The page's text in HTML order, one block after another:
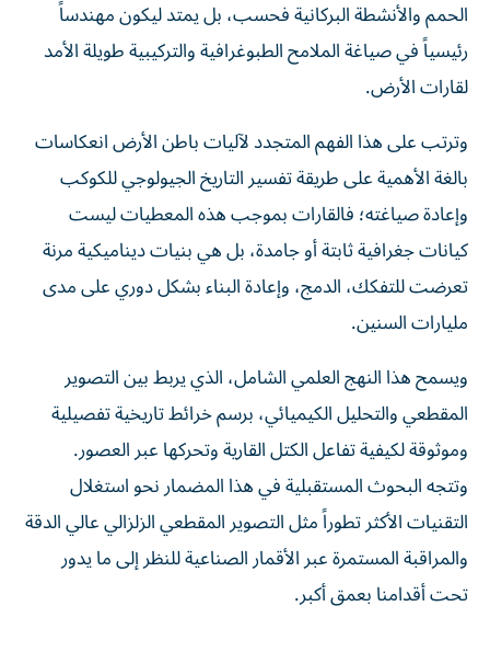
الحمم والأنشطة البركانية فحسب، بل يمتد ليكون مهندساً
رئيسياً في صياغة الملامح الطبوغرافية والتركيبية طويلة الأمد
لقارات الأرض.
وترتب على هذا الفهم المتجدد لآليات باطن الأرض انعكاسات
بالغة الأهمية على طريقة تفسير التاريخ الجيولوجي للكوكب
وإعادة صياغته؛ فالقارات بموجب هذه المعطيات ليست
كيانات جغرافية ثابتة أو جامدة، بل هي بنيات ديناميكية مرنة
تعرضت للتفكك، الدمج، وإعادة البناء بشكل دوري على مدى
مليارات السنين.
ويسمح هذا النهج العلمي الشامل، الذي يربط بين التصوير
المقطعي والتحليل الكيميائي، برسم خرائط تاريخية تفصيلية
وموثوقة لكيفية تفاعل الكتل القارية وتحركها عبر العصور.
وتتجه البحوث المستقبلية في هذا المضمار نحو استغلال
التقنيات الأكثر تطوراً مثل التصوير المقطعي الزلزالي عالي الدقة
والمراقبة المستمرة عبر الأقمار الصناعية للنظر إلى ما يدور
تحت أقدامنا بعمق أكبر.